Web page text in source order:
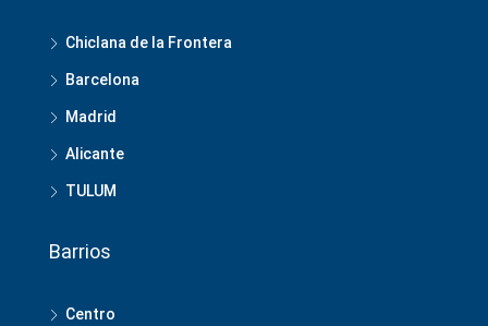
Chiclana de la Frontera
Barcelona
Madrid
Alicante
TULUM
Barrios
Centro